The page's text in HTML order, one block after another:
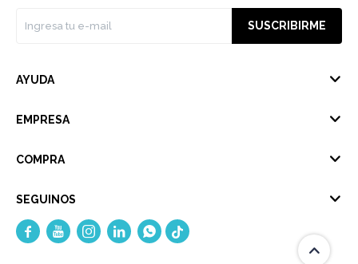
SUSCRIBIRME
AYUDA
EMPRESA
COMPRA
SEGUINOS
    